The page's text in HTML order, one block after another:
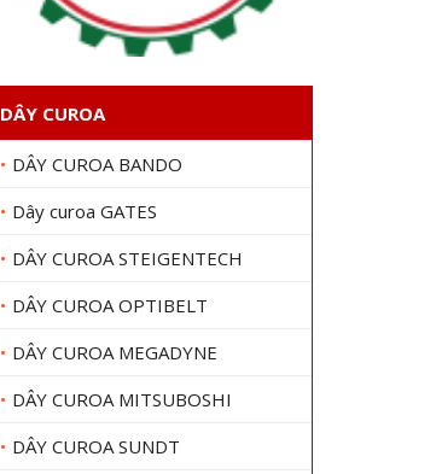
DÂY CUROA
DÂY CUROA BANDO
Dây curoa GATES
DÂY CUROA STEIGENTECH
DÂY CUROA OPTIBELT
DÂY CUROA MEGADYNE
DÂY CUROA MITSUBOSHI
DÂY CUROA SUNDT